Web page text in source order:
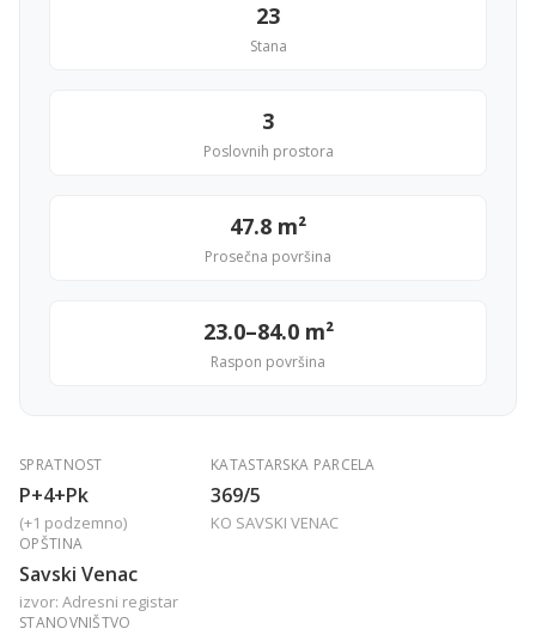
23
Stana
3
Poslovnih prostora
47.8 m²
Prosečna površina
23.0–84.0 m²
Raspon površina
SPRATNOST
P+4+Pk
(+1 podzemno)
KATASTARSKA PARCELA
369/5
KO SAVSKI VENAC
OPŠTINA
Savski Venac
izvor: Adresni registar
STANOVNIŠTVO